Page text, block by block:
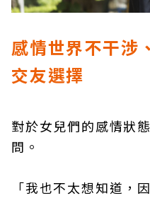
感情世界不干涉
交友選擇
對於女兒們的感情狀
問。
「我也不太想知道，